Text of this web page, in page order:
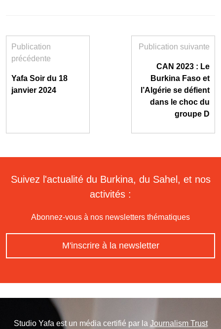
Publication
précédente
Yafa Soir du 18
janvier 2024
Publication suivante
CAN 2023 : Le
Burkina Faso et
l’Algérie se défient
dans le choc du
groupe D
Suivez l'actualité du Burkina, du Sahel, et nos
activités :
Abonnez-vous à nos newsletters thématiques
M'inscrire à la newsletter
Studio Yafa est un média certifié par la Journalism Trust